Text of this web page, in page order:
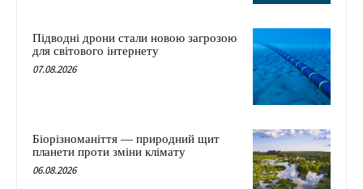
Підводні дрони стали новою загрозою
для світового інтернету
07.08.2026
Біорізноманіття — природний щит
планети проти зміни клімату
06.08.2026